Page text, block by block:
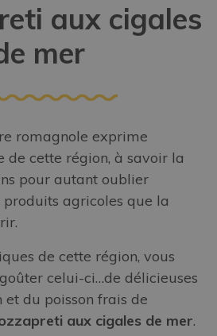
aux cigales
mer
romagnole exprime
de cette région, à savoir la
pour autant oublier
produits agricoles que la
de cette région, vous
celui-ci…de délicieuses
du poisson frais de
aux cigales de mer.